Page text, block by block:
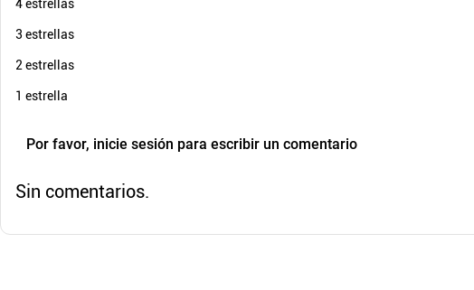
4 estrellas
3 estrellas
2 estrellas
1 estrella
Por favor, inicie sesión para escribir un comentario
Sin comentarios.